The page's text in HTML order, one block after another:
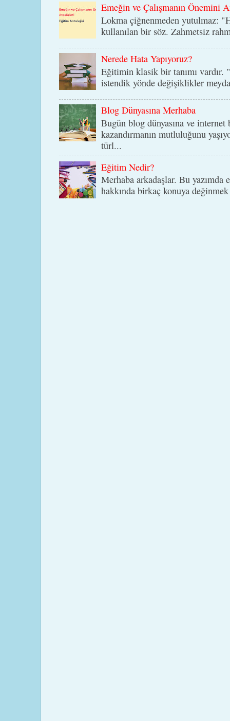
Emeğin ve Çalışmanın Önemini
Lokma çiğnenmeden yutulmaz:
kullanılan bir söz. Zahmetsiz
Nerede Hata Yapıyoruz?
Eğitimin klasik bir tanımı vardır.
istendik yönde değişiklikler
Blog Dünyasına Merhaba
Bugün blog dünyasına ve
kazandırmanın mutluluğunu
türl...
Eğitim Nedir?
Merhaba arkadaşlar. Bu yazımda
hakkında birkaç konuya